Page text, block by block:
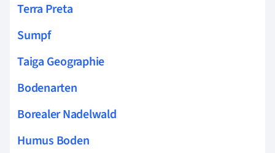
Terra Preta
Sumpf
Taiga Geographie
Bodenarten
Borealer Nadelwald
Humus Boden